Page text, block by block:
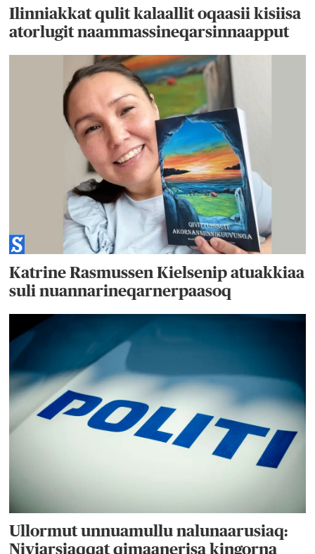
Ilinniakkat qulit kalaallit oqaasii kisiisa
atorlugit naammassineqarsinnaapput
Katrine Rasmussen Kielsenip atuakkiaa
suli nuannarineqarnerpaasoq
Ullormut unnuamullu nalunaarusiaq:
Niviarsiaqqat qimaanerisa kingorna